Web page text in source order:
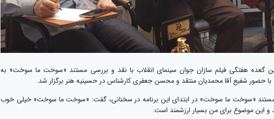
گعده هفتگی فیلم سازان جوان سینمای انقلاب با نقد و بررسی مستند «سوخت ما سوخت» به
حضور شفیع آقا محمدیان منتقد و محسن جعفری کارشناس در حسینیه هنر برگزار شد.
«سوخت ما سوخت» در ابتدای این برنامه در سخنانی، گفت: «سوخت ما سوخت» خیلی خوب
این موضوع برای من بسیار ارزشمند است.